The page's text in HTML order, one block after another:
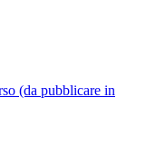
(da pubblicare in